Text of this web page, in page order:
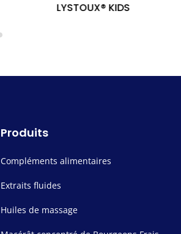
LYSTOUX® KIDS
Produits
Compléments alimentaires
Extraits fluides
Huiles de massage